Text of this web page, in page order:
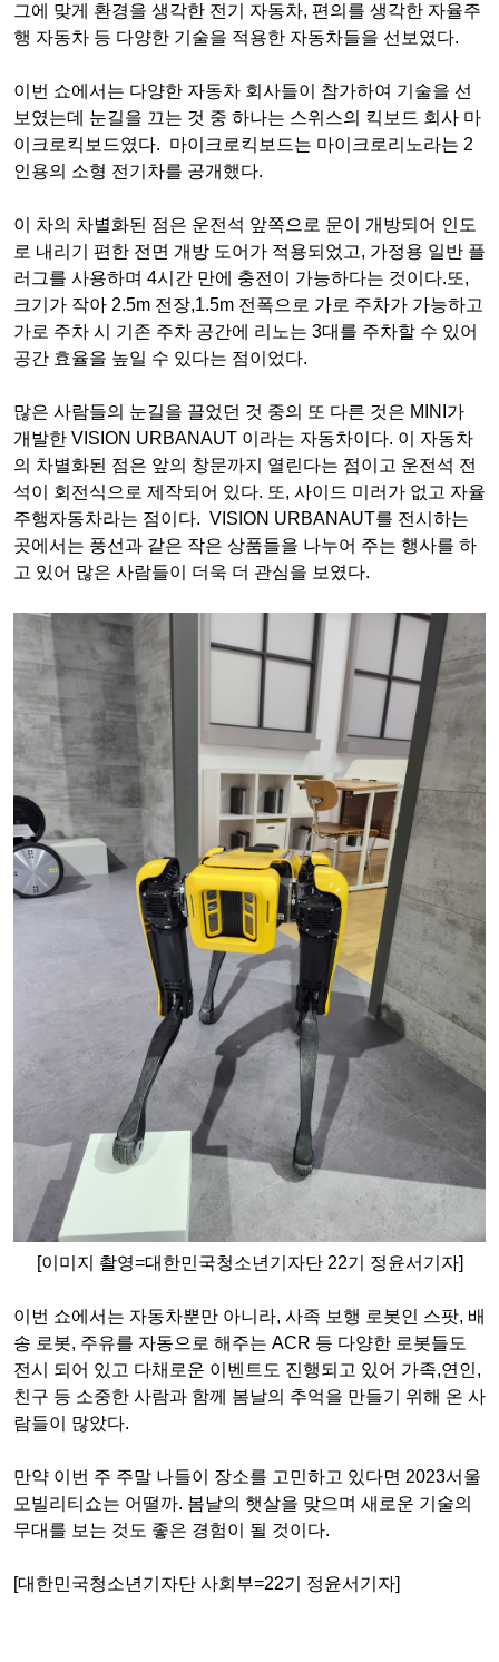
그에 맞게 환경을 생각한 전기 자동차, 편의를 생각한 자율주
행 자동차 등 다양한 기술을 적용한 자동차들을 선보였다.
이번 쇼에서는 다양한 자동차 회사들이 참가하여 기술을 선
보였는데 눈길을 끄는 것 중 하나는 스위스의 킥보드 회사 마
이크로킥보드였다. 마이크로킥보드는 마이크로리노라는 2
인용의 소형 전기차를 공개했다.
이 차의 차별화된 점은 운전석 앞쪽으로 문이 개방되어 인도
로 내리기 편한 전면 개방 도어가 적용되었고, 가정용 일반 플
러그를 사용하며 4시간 만에 충전이 가능하다는 것이다.또,
크기가 작아 2.5m 전장,1.5m 전폭으로 가로 주차가 가능하고
가로 주차 시 기존 주차 공간에 리노는 3대를 주차할 수 있어
공간 효율을 높일 수 있다는 점이었다.
많은 사람들의 눈길을 끌었던 것 중의 또 다른 것은 MINI가
개발한 VISION URBANAUT 이라는 자동차이다. 이 자동차
의 차별화된 점은 앞의 창문까지 열린다는 점이고 운전석 전
석이 회전식으로 제작되어 있다. 또, 사이드 미러가 없고 자율
주행자동차라는 점이다. VISION URBANAUT를 전시하는
곳에서는 풍선과 같은 작은 상품들을 나누어 주는 행사를 하
고 있어 많은 사람들이 더욱 더 관심을 보였다.
[이미지 촬영=대한민국청소년기자단 22기 정윤서기자]
이번 쇼에서는 자동차뿐만 아니라, 사족 보행 로봇인 스팟, 배
송 로봇, 주유를 자동으로 해주는 ACR 등 다양한 로봇들도
전시 되어 있고 다채로운 이벤트도 진행되고 있어 가족,연인,
친구 등 소중한 사람과 함께 봄날의 추억을 만들기 위해 온 사
람들이 많았다.
만약 이번 주 주말 나들이 장소를 고민하고 있다면 2023서울
모빌리티쇼는 어떨까. 봄날의 햇살을 맞으며 새로운 기술의
무대를 보는 것도 좋은 경험이 될 것이다.
[대한민국청소년기자단 사회부=22기 정윤서기자]